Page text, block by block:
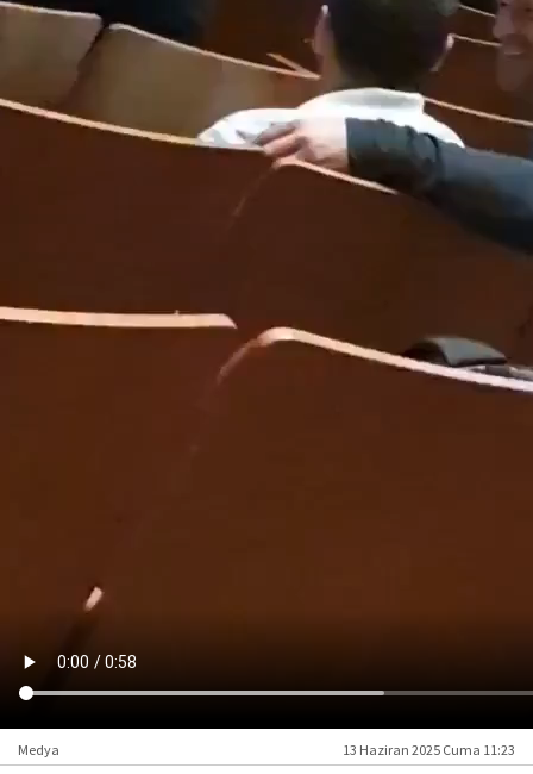
Medya 13 Haziran 2025 Cuma 11:23